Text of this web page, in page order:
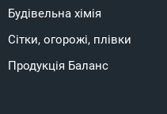
Будівельна хімія
Сітки, огорожі, плівки
Продукція Баланс